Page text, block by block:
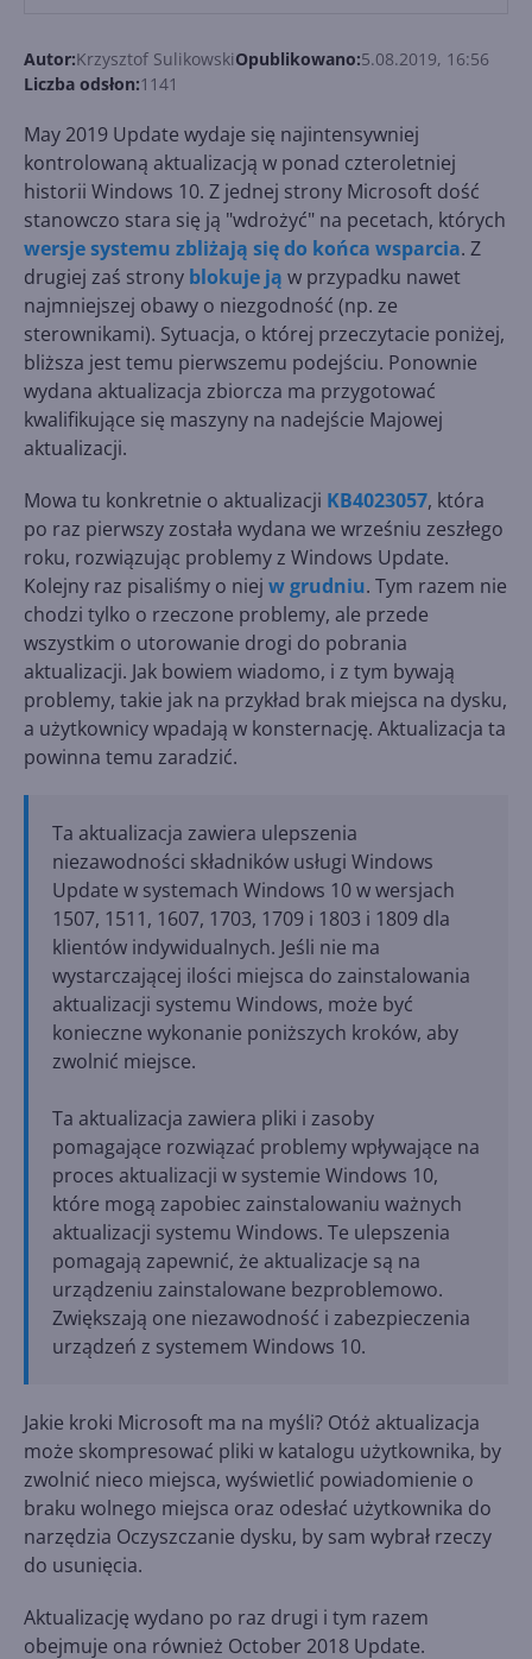
Autor:Krzysztof SulikowskiOpublikowano:5.08.2019, 16:56
Liczba odsłon:1141
May 2019 Update wydaje się najintensywniej
kontrolowaną aktualizacją w ponad czteroletniej
historii Windows 10. Z jednej strony Microsoft dość
stanowczo stara się ją "wdrożyć" na pecetach, których
wersje systemu zbliżają się do końca wsparcia. Z
drugiej zaś strony blokuje ją w przypadku nawet
najmniejszej obawy o niezgodność (np. ze
sterownikami). Sytuacja, o której przeczytacie poniżej,
bliższa jest temu pierwszemu podejściu. Ponownie
wydana aktualizacja zbiorcza ma przygotować
kwalifikujące się maszyny na nadejście Majowej
aktualizacji.
Mowa tu konkretnie o aktualizacji KB4023057, która
po raz pierwszy została wydana we wrześniu zeszłego
roku, rozwiązując problemy z Windows Update.
Kolejny raz pisaliśmy o niej w grudniu. Tym razem nie
chodzi tylko o rzeczone problemy, ale przede
wszystkim o utorowanie drogi do pobrania
aktualizacji. Jak bowiem wiadomo, i z tym bywają
problemy, takie jak na przykład brak miejsca na dysku,
a użytkownicy wpadają w konsternację. Aktualizacja ta
powinna temu zaradzić.
Ta aktualizacja zawiera ulepszenia
niezawodności składników usługi Windows
Update w systemach Windows 10 w wersjach
1507, 1511, 1607, 1703, 1709 i 1803 i 1809 dla
klientów indywidualnych. Jeśli nie ma
wystarczającej ilości miejsca do zainstalowania
aktualizacji systemu Windows, może być
konieczne wykonanie poniższych kroków, aby
zwolnić miejsce.
Ta aktualizacja zawiera pliki i zasoby
pomagające rozwiązać problemy wpływające na
proces aktualizacji w systemie Windows 10,
które mogą zapobiec zainstalowaniu ważnych
aktualizacji systemu Windows. Te ulepszenia
pomagają zapewnić, że aktualizacje są na
urządzeniu zainstalowane bezproblemowo.
Zwiększają one niezawodność i zabezpieczenia
urządzeń z systemem Windows 10.
Jakie kroki Microsoft ma na myśli? Otóż aktualizacja
może skompresować pliki w katalogu użytkownika, by
zwolnić nieco miejsca, wyświetlić powiadomienie o
braku wolnego miejsca oraz odesłać użytkownika do
narzędzia Oczyszczanie dysku, by sam wybrał rzeczy
do usunięcia.
Aktualizację wydano po raz drugi i tym razem
obejmuje ona również October 2018 Update.